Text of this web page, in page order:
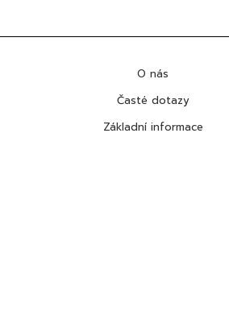
O nás
Časté dotazy
Základní informace